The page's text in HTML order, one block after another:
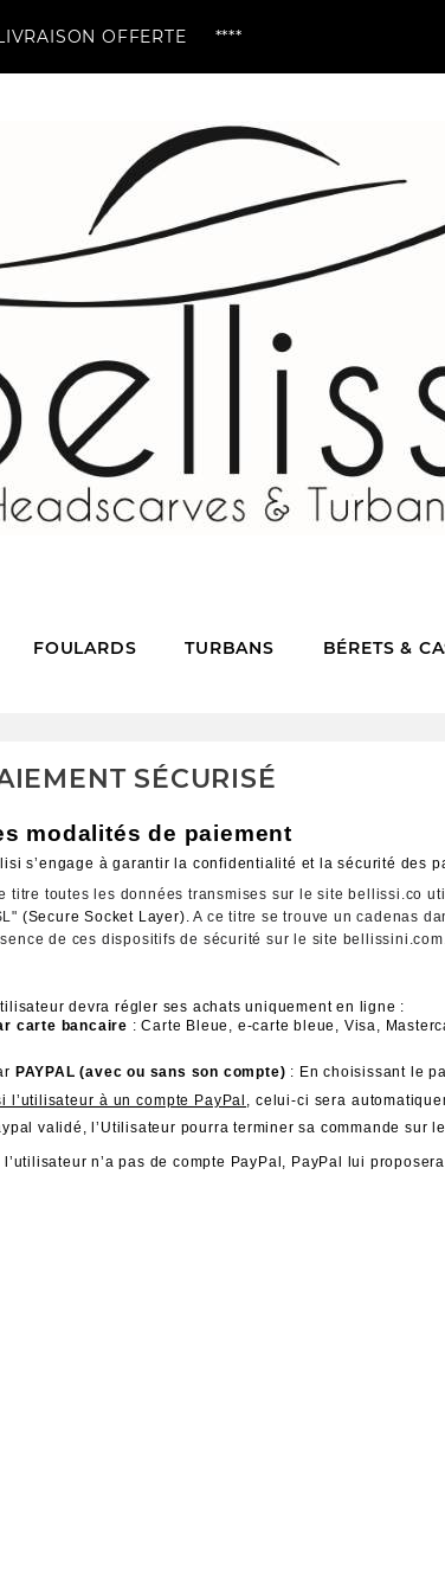
****
FOULARDS TURBANS BÉRETS &
SÉCURISÉ
modalités de paiement
s’engage à garantir la confidentialité et la sécurité des
titre toutes les données transmises sur le site bellissi.co
(Secure Socket Layer). A ce titre se trouve un cadenas
de ces dispositifs de sécurité sur le site
devra régler ses achats uniquement en ligne :
carte bancaire : Carte Bleue, e-carte bleue, Visa,
PAYPAL (avec ou sans son compte) : En choisissant le
l’utilisateur à un compte PayPal , celui-ci sera
validé, l’Utilisateur pourra terminer sa commande sur
l’utilisateur n’a pas de compte PayPa l, PayPal lui